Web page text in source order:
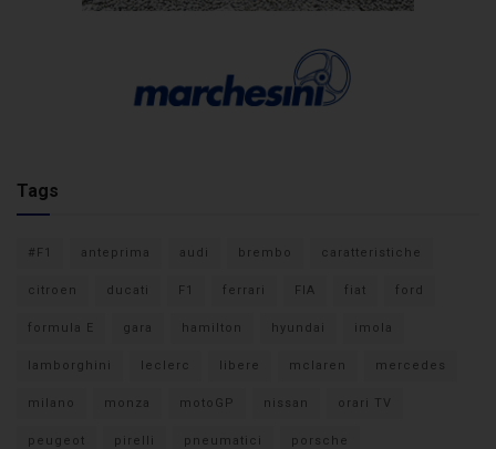
Tags
#F1 anteprima audi brembo caratteristiche
citroen ducati F1 ferrari FIA fiat ford
formula E gara hamilton hyundai imola
lamborghini leclerc libere mclaren mercedes
milano monza motoGP nissan orari TV
peugeot pirelli pneumatici porsche